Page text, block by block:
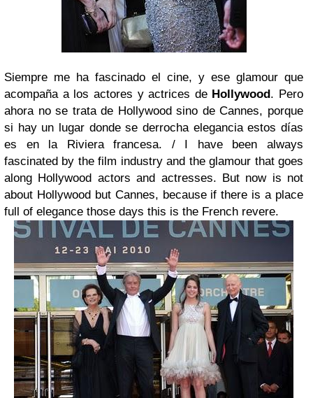
Siempre me ha fascinado el cine, y ese glamour que
acompaña a los actores y actrices de Hollywood. Pero
ahora no se trata de Hollywood sino de Cannes, porque
si hay un lugar donde se derrocha elegancia estos días
es en la Riviera francesa. /I have been always
fascinated by the film industry and the glamour that goes
along Hollywood actors and actresses. But now is not
about Hollywood but Cannes, because if there is a place
full of elegance those days this is the French revere.